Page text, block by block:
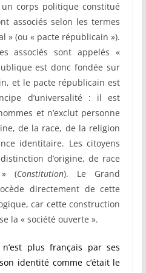
corps politique constitué
associés selon les termes
» (ou « pacte républicain »).
associés sont appelés «
est donc fondée sur
et le pacte républicain est
d’universalité : il est
et n’exclut personne
de la race, de la religion
identitaire. Les citoyens
d’origine, de race
» (Constitution). Le Grand
directement de cette
car cette construction
la « société ouverte ».
plus français par ses
identité comme c’était le